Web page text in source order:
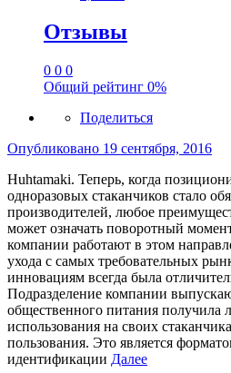
Отзывы
0 0 0
Общий рейтинг 0%
Поделиться
Опубликовано 19 сентября, 2016
Huhtamaki. Теперь, когда
одноразовых стаканчиков стало
производителей, любое
может означать поворотный
компании работают в этом
ухода с самых требовательных
инновациям всегда была
Подразделение компании
общественного питания получила
использования на своих
пользования. Это является
идентификации Далее